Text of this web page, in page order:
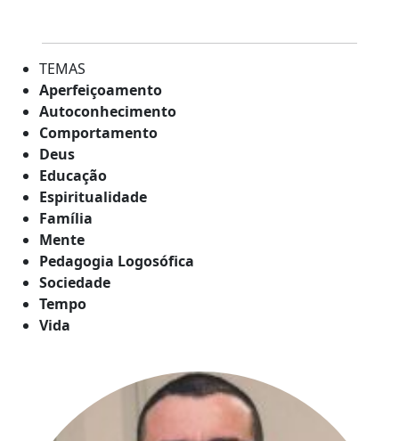
TEMAS
Aperfeiçoamento
Autoconhecimento
Comportamento
Deus
Educação
Espiritualidade
Família
Mente
Pedagogia Logosófica
Sociedade
Tempo
Vida